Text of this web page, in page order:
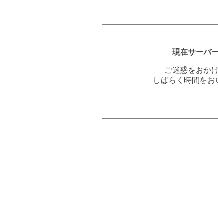
現在サーバ
ご迷惑をおか
しばらく時間を